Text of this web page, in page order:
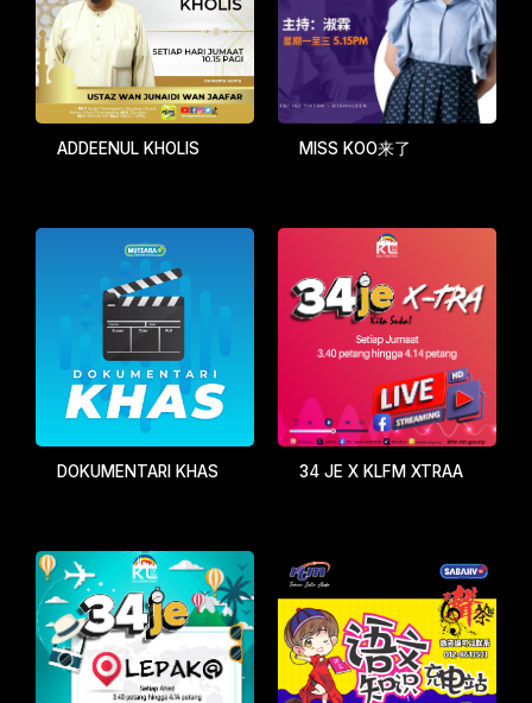
ADDEENUL KHOLIS MISS KOO来了
DOKUMENTARI KHAS 34 JE X KLFM XTRAA